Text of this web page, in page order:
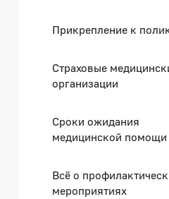
Прикрепление к
Страховые
организации
Сроки ожидания
медицинской помощи
Всё о
мероприятиях